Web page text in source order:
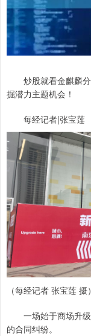
炒股就看金麒麟分
掘潜力主题机会！
每经记者|张宝莲
（每经记者 张宝莲 摄）
一场始于商场升级
的合同纠纷。